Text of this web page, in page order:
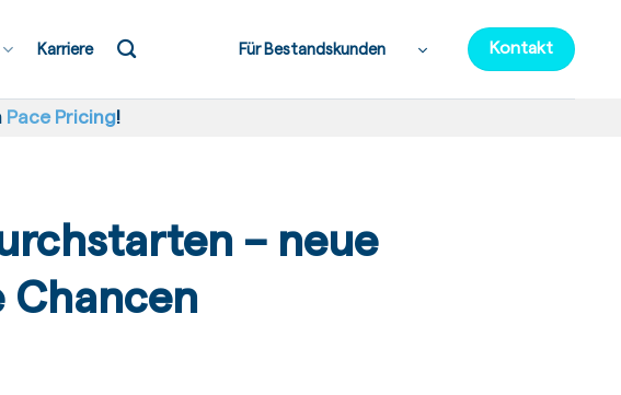
Karriere Für Bestandskunden Kontakt
Pace Pricing!
– neue
Chancen